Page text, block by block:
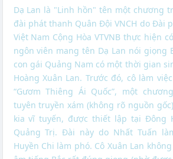
Dạ Lan là "Linh hồn" tên một chương
đài phát thanh Quân Ðội VNCH do Đài
Việt Nam Cộng Hòa VTVNB thực hiện
ngôn viên mang tên Dạ Lan nói giọng
con gái Quảng Nam có một thời gian
Hoàng Xuân Lan. Trước đó, cô làm
“Gươm Thiêng Ái Quốc”, một
tuyên truyền xám (không rõ nguồn
kia vĩ tuyến, được thiết lập tại Ðông
Quảng Trị. Ðài này do Nhất Tuấn
Huyền Chi làm phó. Cô Xuân Lan